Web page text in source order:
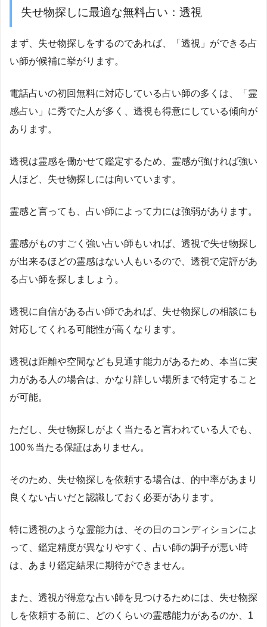
失せ物探しに最適な無料占い：透視
まず、失せ物探しをするのであれば、「透視」ができる占
い師が候補に挙がります。
電話占いの初回無料に対応している占い師の多くは、「霊
感占い」に秀でた人が多く、透視も得意にしている傾向が
あります。
透視は霊感を働かせて鑑定するため、霊感が強ければ強い
人ほど、失せ物探しには向いています。
霊感と言っても、占い師によって力には強弱があります。
霊感がものすごく強い占い師もいれば、透視で失せ物探し
が出来るほどの霊感はない人もいるので、透視で定評があ
る占い師を探しましょう。
透視に自信がある占い師であれば、失せ物探しの相談にも
対応してくれる可能性が高くなります。
透視は距離や空間なども見通す能力があるため、本当に実
力がある人の場合は、かなり詳しい場所まで特定すること
が可能。
ただし、失せ物探しがよく当たると言われている人でも、
100％当たる保証はありません。
そのため、失せ物探しを依頼する場合は、的中率があまり
良くない占いだと認識しておく必要があります。
特に透視のような霊能力は、その日のコンディションによ
って、鑑定精度が異なりやすく、占い師の調子が悪い時
は、あまり鑑定結果に期待ができません。
また、透視が得意な占い師を見つけるためには、失せ物探
しを依頼する前に、どのくらいの霊感能力があるのか、 1